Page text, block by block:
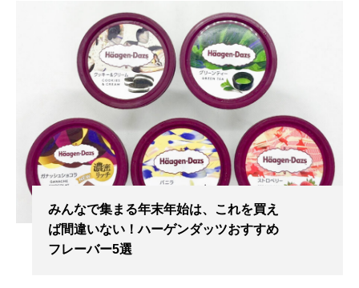
みんなで集まる年末年始は、これを買え
ば間違いない！ハーゲンダッツおすすめ
フレーバー5選